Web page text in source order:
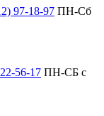
97-18-97 ПН-Сб
56-17 ПН-СБ с